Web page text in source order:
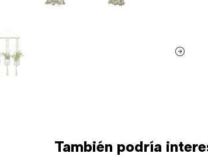
También podría